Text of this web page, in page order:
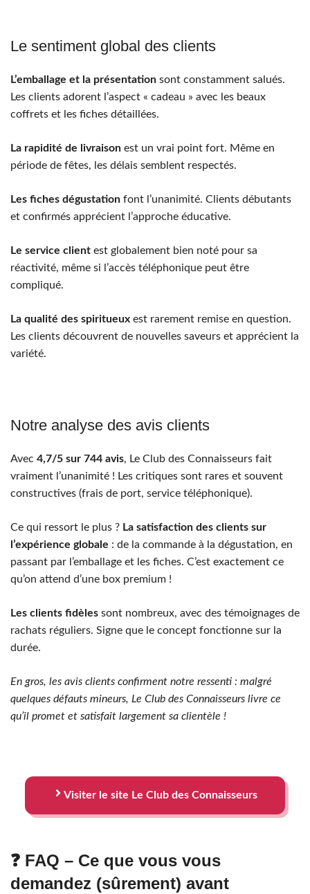
Le sentiment global des clients
L’emballage et la présentation sont constamment salués.
Les clients adorent l’aspect « cadeau » avec les beaux
coffrets et les fiches détaillées.
La rapidité de livraison est un vrai point fort. Même en
période de fêtes, les délais semblent respectés.
Les fiches dégustation font l’unanimité. Clients débutants
et confirmés apprécient l’approche éducative.
Le service client est globalement bien noté pour sa
réactivité, même si l’accès téléphonique peut être
compliqué.
La qualité des spiritueux est rarement remise en question.
Les clients découvrent de nouvelles saveurs et apprécient la
variété.
Notre analyse des avis clients
Avec 4,7/5 sur 744 avis, Le Club des Connaisseurs fait
vraiment l’unanimité ! Les critiques sont rares et souvent
constructives (frais de port, service téléphonique).
Ce qui ressort le plus ? La satisfaction des clients sur
l’expérience globale : de la commande à la dégustation, en
passant par l’emballage et les fiches. C’est exactement ce
qu’on attend d’une box premium !
Les clients fidèles sont nombreux, avec des témoignages de
rachats réguliers. Signe que le concept fonctionne sur la
durée.
En gros, les avis clients confirment notre ressenti : malgré
quelques défauts mineurs, Le Club des Connaisseurs livre ce
qu’il promet et satisfait largement sa clientèle !
Visiter le site Le Club des Connaisseurs
❓ FAQ – Ce que vous vous
demandez (sûrement) avant